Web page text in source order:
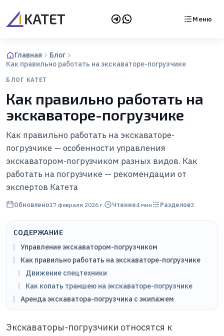
Меню
Главная
Блог
Как правильно работать на экскаваторе-погрузчике
БЛОГ КАТЕТ
Как правильно работать на
экскаваторе-погрузчике
Как правильно работать на экскаваторе-
погрузчике — особенности управления
экскаватором-погрузчиком разных видов. Как
работать на погрузчике — рекомендации от
экспертов Катета
Обновлено17 февраля 2026 г. Чтение4 мин Разделов3
СОДЕРЖАНИЕ
Управление экскаватором-погрузчиком
Как правильно работать на экскаваторе-погрузчике
Движение спецтехники
Как копать траншею на экскаваторе-погрузчике
Аренда экскаватора-погрузчика с экипажем
Экскаваторы-погрузчики относятся к